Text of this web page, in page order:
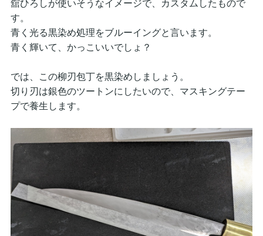
舘ひろしが使いそうなイメージで、カスタムしたもので
す。
青く光る黒染め処理をブルーイングと言います。
青く輝いて、かっこいいでしょ？
では、この柳刃包丁を黒染めしましょう。
切り刃は銀色のツートンにしたいので、マスキングテー
プで養生します。